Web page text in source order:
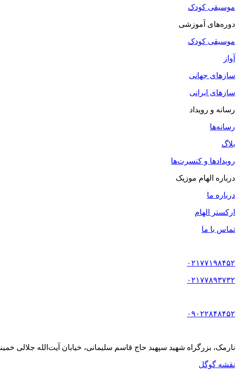
موسیقی کودک
دوره‌های آموزشی
موسیقی کودک
آواز
سازهای جهانی
سازهای ایرانی
رسانه و رویداد
رسانه‌ها
بلاگ
رویدادها و کنسرت‌ها
درباره الهام موزیک
درباره ما
ارکستر الهام
تماس با ما
۰۲۱۷۷۱۹۸۴۵۲
۰۲۱۷۷۸۹۳۷۳۲
۰۹۰۲۲۸۴۸۴۵۲
نارمک، بزرگراه شهید سپهبد حاج قاسم سلیمانی، خیابان آیت‌الله جلالی خمینی (آیت شمالی سابق)،
نقشه گوگل